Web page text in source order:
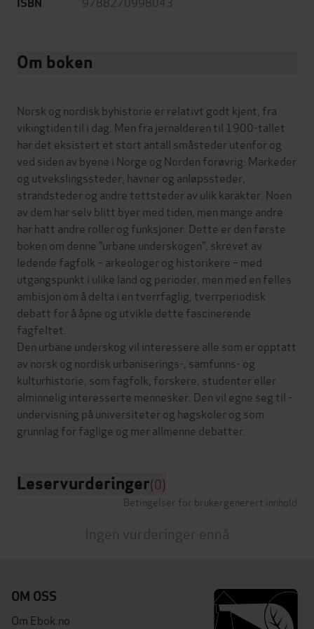
Om boken
Norsk og nordisk byhistorie er relativt godt kjent, fra
vikingtiden til i dag. Men fra jernalderen til 1900-tallet
har det eksistert et stort antall småsteder utenfor og
ved siden av byene i Norge og Norden forøvrig: Markeder
og utvekslingssteder, havner og anløpssteder,
strandsteder og andre tettsteder av ulik karakter. Noen
av dem har selv blitt byer med tiden, men mange andre
har hatt andre roller og funksjoner. Dette er den første
boken om denne ­”urbane underskogen”, skrevet av
ledende fagfolk – arkeologer og historikere – med
utgangspunkt i ulike land og perioder, men med en felles
­ambi­sjon om å delta i en tverrfaglig, tverrperiodisk
debatt for å åpne og utvikle dette fascinerende
fagfeltet.
Den urbane underskog vil interessere alle som er opptatt
av norsk og nordisk urbaniserings-, samfunns- og
kulturhistorie, som fagfolk, forskere, ­studenter eller
alminnelig interesserte mennesker. Den vil egne seg til ­
undervisning på universiteter og høgskoler og som
Leservurderinger(0)
Betingelser for brukergenerert innhold
Ingen vurderinger ennå
OM OSS
Om Ebok.no